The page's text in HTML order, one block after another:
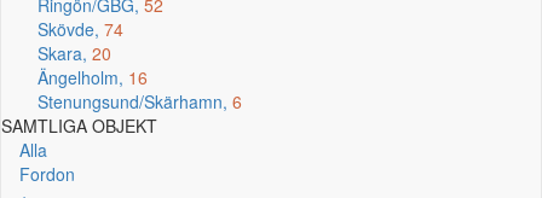
Ringön/GBG, 52
Skövde, 74
Skara, 20
Ängelholm, 16
Stenungsund/Skärhamn, 6
SAMTLIGA OBJEKT
Alla
Fordon